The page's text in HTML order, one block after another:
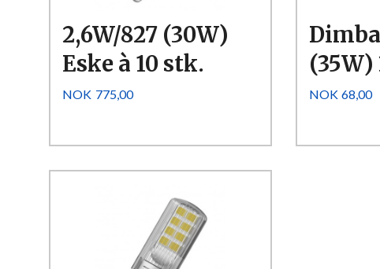
2,6W/827 (30W)
Eske à 10 stk.
Pris
NOK 775,00
(35W)
Pris
NOK 68,00